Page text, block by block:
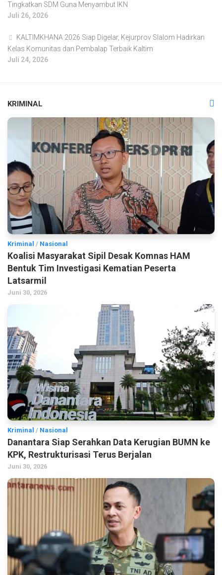
Tingkatkan SDM Guna Menyambut IKN
Juli 26, 2026
KALTIMKHANA 2026 Siap Digelar, Kejurprov Slalom Hadirkan
Kelas Komunitas dan Pembalap Terbaik Kaltim
Juli 24, 2026
KRIMINAL
Kriminal / Nasional
Koalisi Masyarakat Sipil Desak Komnas HAM
Bentuk Tim Investigasi Kematian Peserta
Latsarmil
Juni 30, 2026
Kriminal / Nasional
Danantara Siap Serahkan Data Kerugian BUMN ke
KPK, Restrukturisasi Terus Berjalan
Juni 30, 2026